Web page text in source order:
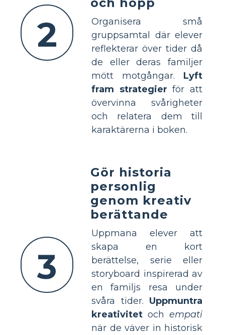
2
Organisera små
gruppsamtal där elever
reflekterar över tider då
de eller deras familjer
mött motgångar. Lyft
fram strategier för att
övervinna svårigheter
och relatera dem till
karaktärerna i boken.
3
Gör historia
personlig
genom kreativ
berättande
Uppmana elever att
skapa en kort
berättelse, serie eller
storyboard inspirerad av
en familjs resa under
svåra tider. Uppmuntra
kreativitet och empati
när de väver in historisk